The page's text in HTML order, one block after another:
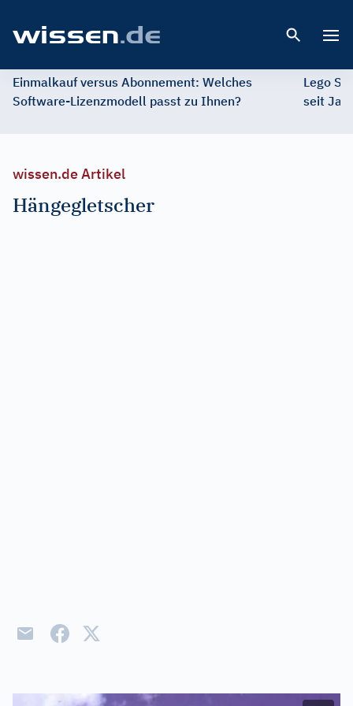
Einmalkauf versus Abonnement: Welches
Software-Lizenzmodell passt zu Ihnen?
Lego
seit
wissen.de Artikel
Hängegletscher